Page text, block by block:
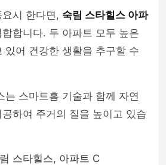
시 한다면, 숙림 스타힐스 아파
합합니다. 두 아파트 모두 높은
있어 건강한 생활을 추구할 수
는 스마트홈 기술과 함께 자연
하여 주거의 질을 높이고 있습
스타힐스, 아파트 C